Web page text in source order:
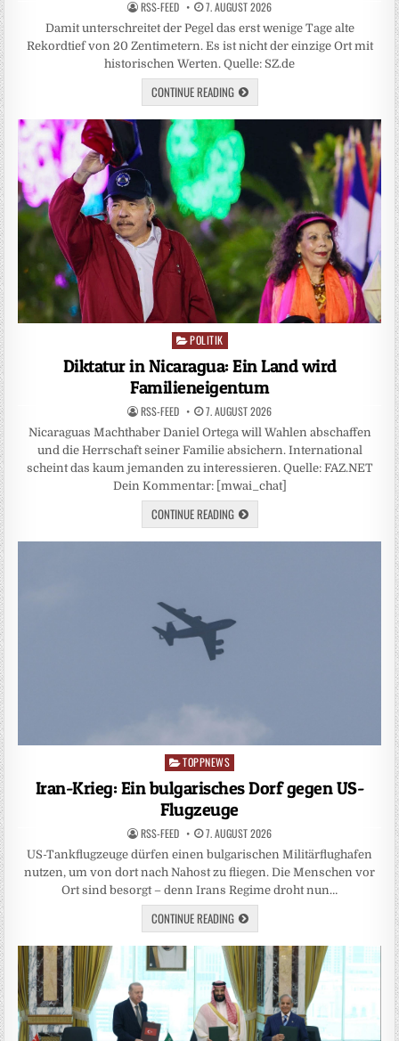
RSS-FEED 7. AUGUST 2026
Damit unterschreitet der Pegel das erst wenige Tage alte
Rekordtief von 20 Zentimetern. Es ist nicht der einzige Ort mit
historischen Werten. Quelle: SZ.de
CONTINUE READING
Posted
POLITIK
Diktatur in Nicaragua: Ein Land wird
Familieneigentum
RSS-FEED 7. AUGUST 2026
Nicaraguas Machthaber Daniel Ortega will Wahlen abschaffen
und die Herrschaft seiner Familie absichern. International
scheint das kaum jemanden zu interessieren. Quelle: FAZ.NET
Dein Kommentar: [mwai_chat]
CONTINUE READING
Posted
in
TOPPNEWS
Iran-Krieg: Ein bulgarisches Dorf gegen US-
Flugzeuge
RSS-FEED 7. AUGUST 2026
US-Tankflugzeuge dürfen einen bulgarischen Militärflughafen
nutzen, um von dort nach Nahost zu fliegen. Die Menschen vor
Ort sind besorgt – denn Irans Regime droht nun…
CONTINUE READING